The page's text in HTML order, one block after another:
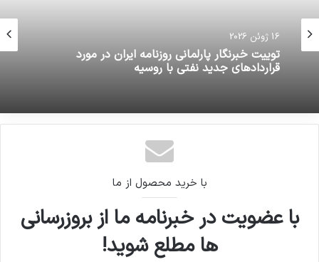
16 ژوئن 2026
توییت خبرنگار پارلمانی روزنامه ایران در مورد
قراردادهای جدید نفتی با روسیه
با خرید محصول از ما
با عضویت در خبرنامه ما از بروزرسانی
ها مطلع شوید!